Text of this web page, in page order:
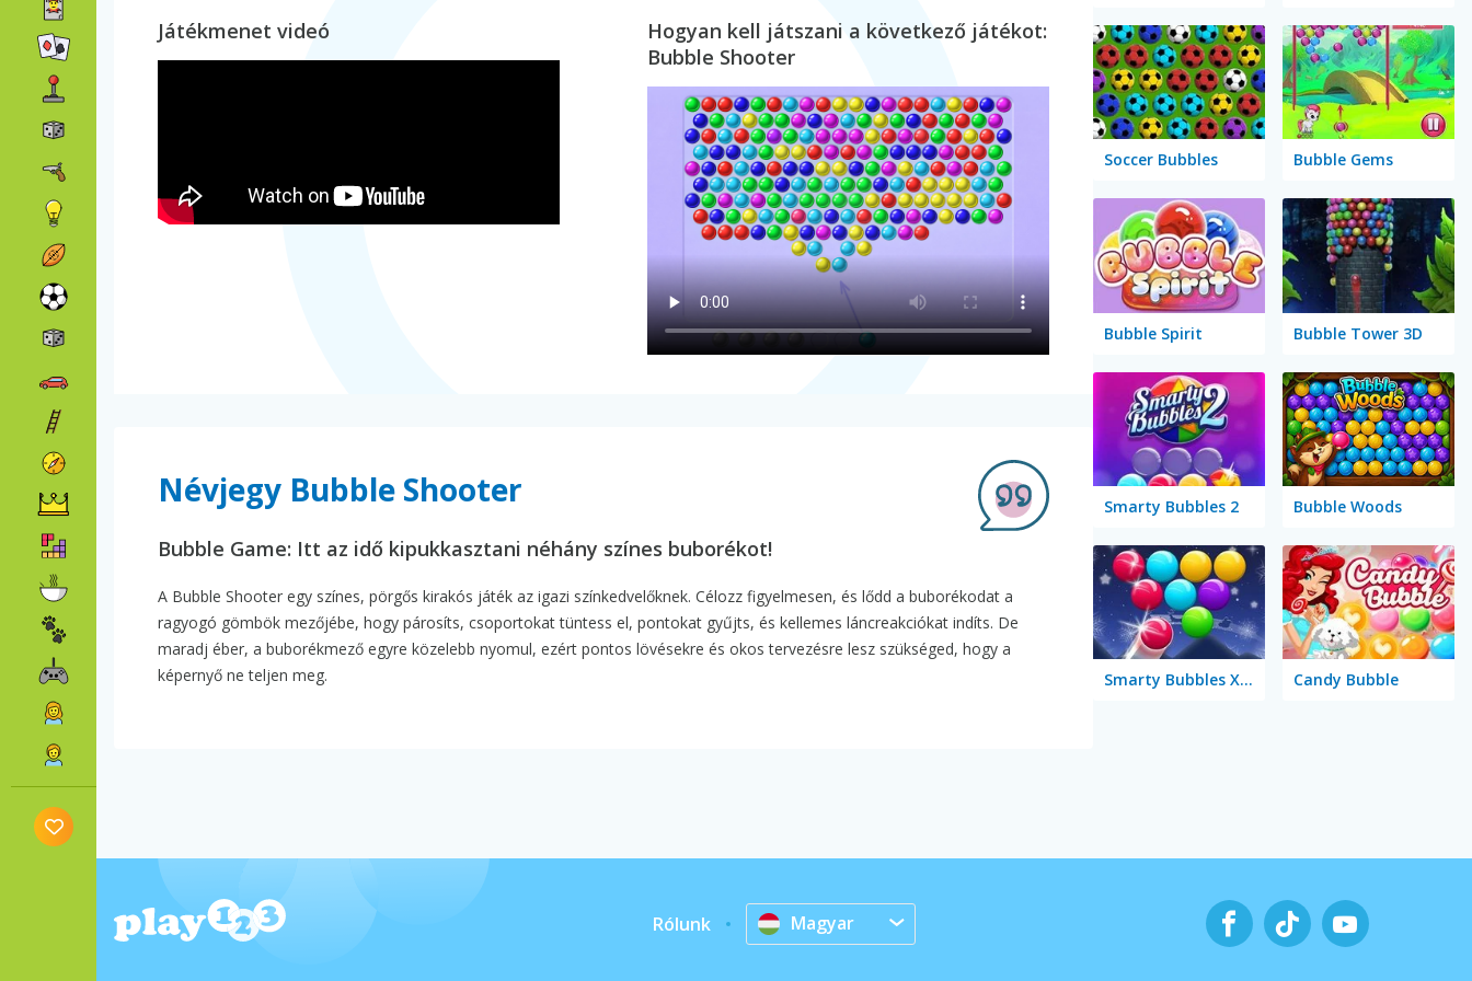
Játékmenet videó
Hogyan kell játszani a következő játékot:
Bubble Shooter
Névjegy Bubble Shooter
Bubble Game: Itt az idő kipukkasztani néhány színes buborékot!
A Bubble Shooter egy színes, pörgős kirakós játék az igazi színkedvelőknek. Célozz figyelmesen, és lődd a buborékodat a
ragyogó gömbök mezőjébe, hogy párosíts, csoportokat tüntess el, pontokat gyűjts, és kellemes láncreakciókat indíts. De
maradj éber, a buborékmező egyre közelebb nyomul, ezért pontos lövésekre és okos tervezésre lesz szükséged, hogy a
képernyő ne teljen meg.
Soccer Bubbles Bubble Gems
Bubble Spirit Bubble Tower 3D
Smarty Bubbles 2 Bubble Woods
Smarty Bubbles X-MAS Edition Candy Bubble
Rólunk Magyar